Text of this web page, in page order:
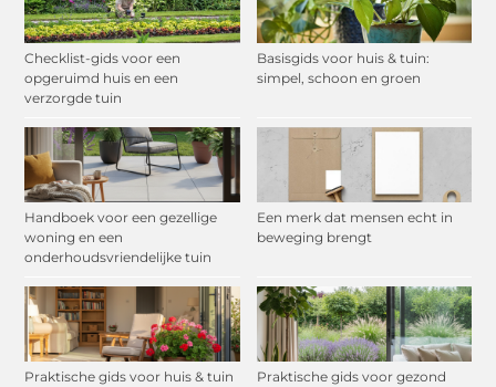
Checklist-gids voor een
opgeruimd huis en een
verzorgde tuin
Basisgids voor huis & tuin:
simpel, schoon en groen
Handboek voor een gezellige
woning en een
onderhoudsvriendelijke tuin
Een merk dat mensen echt in
beweging brengt
Praktische gids voor huis & tuin
Praktische gids voor gezond